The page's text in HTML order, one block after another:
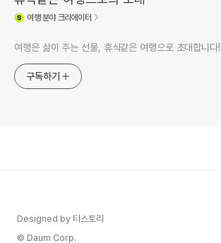
여행분야 크리에이터
여행은 삶이 주는 선물, 휴식같은 여행으로 초대합니다!
구독하기
Designed by 티스토리
© Daum Corp.